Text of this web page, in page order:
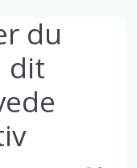
du
dit